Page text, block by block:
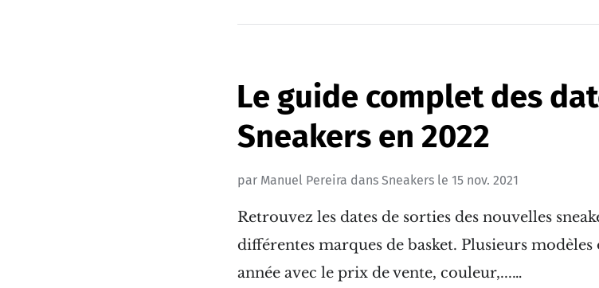
Le guide complet des
Sneakers en 2022
par Manuel Pereira dansSneakers le15 nov. 2021
Retrouvez les dates de sorties des nouvelles
différentes marques de basket. Plusieurs
année avec le prix de vente, couleur,...…